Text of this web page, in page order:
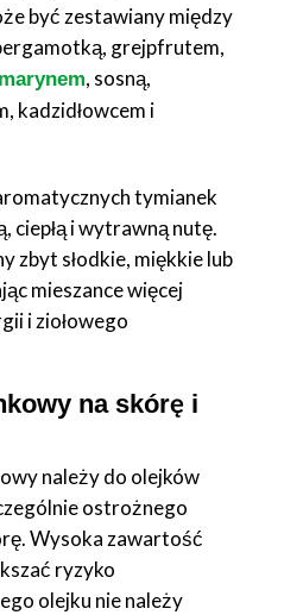
być zestawiany między
grejpfrutem,
, sosną,
kadzidłowcem i
tymianek
ciepłą i wytrawną nutę.
zbyt słodkie, miękkie lub
mieszance więcej
i ziołowego
na skórę i
należy do olejków
ostrożnego
Wysoka zawartość
ryzyko
olejku nie należy